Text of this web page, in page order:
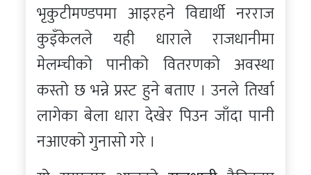
भृकुटीमण्डपमा आइरहने विद्यार्थी नरराज
कुइँकेलले यही धाराले राजधानीमा
मेलम्चीको पानीको वितरणको अवस्था
कस्तो छ भन्ने प्रस्ट हुने बताए । उनले तिर्खा
लागेका बेला धारा देखेर पिउन जाँदा पानी
नआएको गुनासो गरे ।